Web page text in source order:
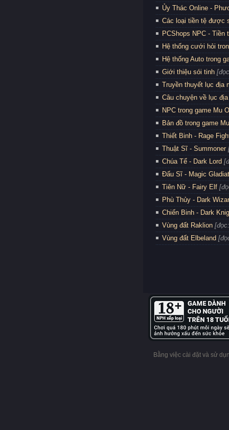
Ủy Thác Online -
Các loại tiền tệ được
PCShops NPC - Tiền
Hệ thống cưới hỏi
Hệ thống Auto trong
Giới thiệu sói tinh
Truyền thuyết lục địa
Câu chuyện về lục
NPC trong game Mu
Bản đồ trong game
Thiết Binh - Rage
Thuật Sĩ - Summoner
Chúa Tể - Dark Lord
Đấu Sĩ - Magic
Tiên Nữ - Fairy Elf
Phù Thủy - Dark
Chiến Binh - Dark
Vùng đất Raklion
Vùng đất Elbeland
Bằng việc cài đặt và sử